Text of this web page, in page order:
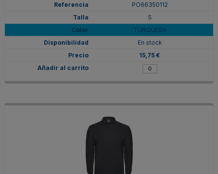
PO66350112
S
TURQUESA
En stock
15,75 €